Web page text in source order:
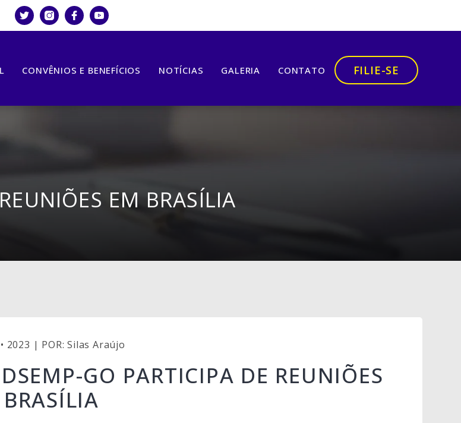
CONVÊNIOS E BENEFÍCIOS NOTÍCIAS GALERIA CONTATO FILIE-SE
EM BRASÍLIA
• 2023 | POR: Silas Araújo
GO PARTICIPA DE REUNIÕES